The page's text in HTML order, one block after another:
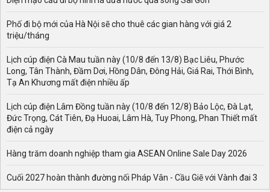
Phố đi bộ mới của Hà Nội sẽ cho thuê các gian hàng với giá 2
triệu/tháng
Lịch cúp điện Cà Mau tuần này (10/8 đến 13/8) Bạc Liêu, Phước
Long, Tân Thành, Đầm Dơi, Hồng Dân, Đông Hải, Giá Rai, Thới Bình,
Tạ An Khương mất điện nhiều ấp
Lịch cúp điện Lâm Đồng tuần này (10/8 đến 12/8) Bảo Lộc, Đà Lạt,
Đức Trọng, Cát Tiên, Đạ Huoai, Lâm Hà, Tuy Phong, Phan Thiết mất
điện cả ngày
Hàng trăm doanh nghiệp tham gia ASEAN Online Sale Day 2026
Cuối 2027 hoàn thành đường nối Pháp Vân - Cầu Giẽ với Vành đai 3